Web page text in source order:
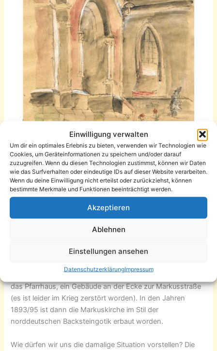
Einwilligung verwalten
Um dir ein optimales Erlebnis zu bieten, verwenden wir Technologien wie
Cookies, um Geräteinformationen zu speichern und/oder darauf
zuzugreifen. Wenn du diesen Technologien zustimmst, können wir Daten
wie das Surfverhalten oder eindeutige IDs auf dieser Website verarbeiten.
Wenn du deine Einwilligung nicht erteilst oder zurückziehst, können
bestimmte Merkmale und Funktionen beeinträchtigt werden.
Akzeptieren
Ablehnen
Einstellungen ansehen
DatenschutzerklärungImpressum
Zeichnung von Stephan Weingart
Wie war es aber wirklich? Vor 1900 war unser Stadtteil so
stark angewachsen, dass ein neuer großer Kirchenbau
notwendig wurde. Die Anregung dafür ging vom östlichen
bürgerlichen Bezirksverein, der damaligen Vertretung der
Einwohner vom Sonnenberg, aus. Denn die zuständige
Johannisgemeinde zählte mittlerweile 30.000 Mitglieder, so
Markusgemeinde, von ihr abzutrennen. Die
östlichen Teil des Körnerplatzes. Zuerst entstand aber 1891
das Pfarrhaus, ein Gebäude an der Ecke zur Markusstraße
(es ist leider im Krieg zerstört worden). In den Jahren
1893/95 ist dann die Markuskirche im Stil der
norddeutschen Backsteingotik erbaut worden.
Wie dürfen wir uns die damalige Situation vorstellen? Die